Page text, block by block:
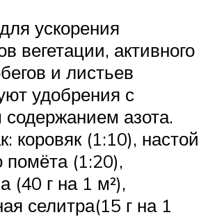
ускорения
вегетации, активного
и листьев
удобрения с
азота.
коровяк (1:10), настой
помёта (1:20),
(40 г на 1 м²),
селитра(15 г на 1